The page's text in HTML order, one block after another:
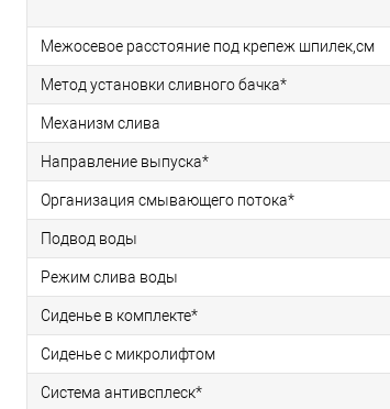
Межосевое расстояние под крепеж шпилек,см
Метод установки сливного бачка*
Механизм слива
Направление выпуска*
Организация смывающего потока*
Подвод воды
Режим слива воды
Сиденье в комплекте*
Сиденье с микролифтом
Система антивсплеск*